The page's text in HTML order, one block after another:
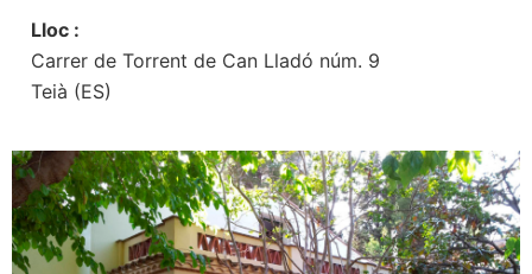
Lloc :
Carrer de Torrent de Can Lladó núm. 9
Teià (ES)